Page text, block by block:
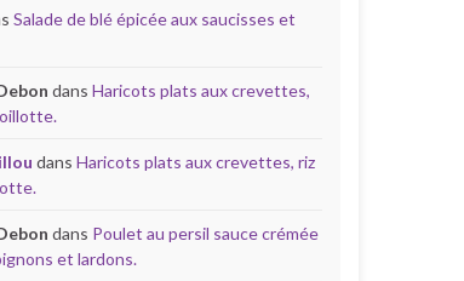
Salade de blé épicée aux saucisses et
dans Haricots plats aux crevettes,
dans Haricots plats aux crevettes, riz
dans Poulet au persil sauce crémée
et lardons.